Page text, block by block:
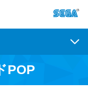
POP